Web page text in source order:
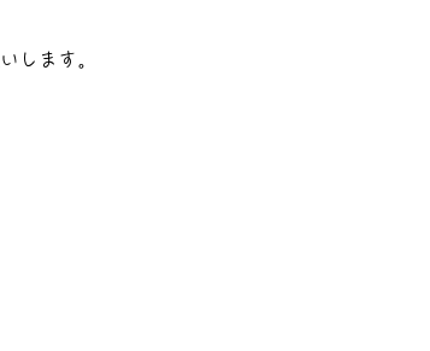
します。